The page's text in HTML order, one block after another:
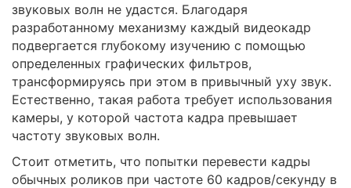
звуковых волн не удастся. Благодаря
разработанному механизму каждый видеокадр
подвергается глубокому изучению с помощью
определенных графических фильтров,
трансформируясь при этом в привычный уху звук.
Естественно, такая работа требует использования
камеры, у которой частота кадра превышает
частоту звуковых волн.
Стоит отметить, что попытки перевести кадры
обычных роликов при частоте 60 кадров/секунду в